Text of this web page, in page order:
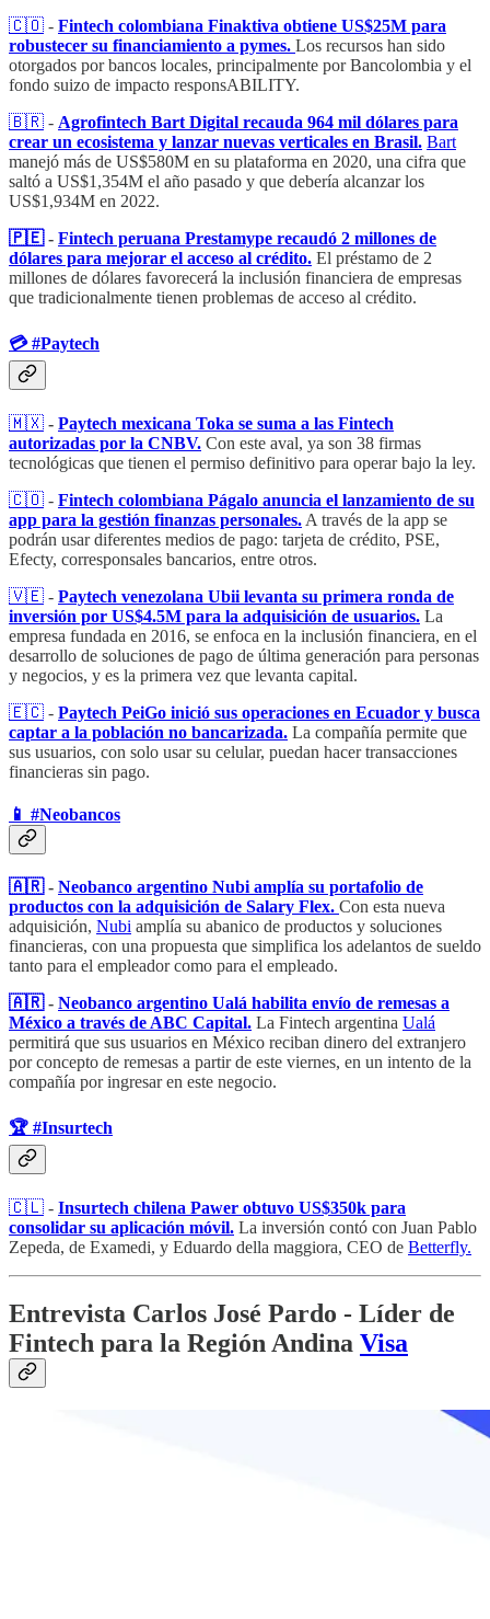
🇨🇴 ​​ - Fintech colombiana Finaktiva obtiene US$25M para
robustecer su financiamiento a pymes. Los recursos han sido
otorgados por bancos locales, principalmente por Bancolombia y el
fondo suizo de impacto responsABILITY.
🇧🇷 ​ - Agrofintech Bart Digital recauda 964 mil dólares para
crear un ecosistema y lanzar nuevas verticales en Brasil. Bart
manejó más de US$580M en su plataforma en 2020, una cifra que
saltó a US$1,354M el año pasado y que debería alcanzar los
US$1,934M en 2022.
🇵🇪​ - Fintech peruana Prestamype recaudó 2 millones de
dólares para mejorar el acceso al crédito. El préstamo de 2
millones de dólares favorecerá la inclusión financiera de empresas
que tradicionalmente tienen problemas de acceso al crédito.
💳​ #Paytech
🇲🇽 - Paytech mexicana Toka se suma a las Fintech
autorizadas por la CNBV. Con este aval, ya son 38 firmas
tecnológicas que tienen el permiso definitivo para operar bajo la ley.
🇨🇴 ​​ - Fintech colombiana Págalo anuncia el lanzamiento de su
app para la gestión finanzas personales. A través de la app se
podrán usar diferentes medios de pago: tarjeta de crédito, PSE,
Efecty, corresponsales bancarios, entre otros.
​🇻🇪 ​ - Paytech venezolana Ubii levanta su primera ronda de
inversión por US$4.5M para la adquisición de usuarios. La
empresa fundada en 2016, se enfoca en la inclusión financiera, en el
desarrollo de soluciones de pago de última generación para personas
y negocios, y es la primera vez que levanta capital.
🇪🇨 ​ - Paytech PeiGo inició sus operaciones en Ecuador y busca
captar a la población no bancarizada. La compañía permite que
sus usuarios, con solo usar su celular, puedan hacer transacciones
financieras sin pago.
📱​ #Neobancos
🇦🇷- Neobanco argentino Nubi amplía su portafolio de
productos con la adquisición de Salary Flex. Con esta nueva
adquisición, Nubi amplía su abanico de productos y soluciones
financieras, con una propuesta que simplifica los adelantos de sueldo
tanto para el empleador como para el empleado.
🇦🇷- Neobanco argentino Ualá habilita envío de remesas a
México a través de ABC Capital. La Fintech argentina Ualá
permitirá que sus usuarios en México reciban dinero del extranjero
por concepto de remesas a partir de este viernes, en un intento de la
compañía por ingresar en este negocio.
🏆 #Insurtech
🇨🇱 ​ - Insurtech chilena Pawer obtuvo US$350k para
consolidar su aplicación móvil. La inversión contó con Juan Pablo
Zepeda, de Examedi, y Eduardo della maggiora, CEO de Betterfly.
Entrevista Carlos José Pardo - Líder de
Fintech para la Región Andina Visa